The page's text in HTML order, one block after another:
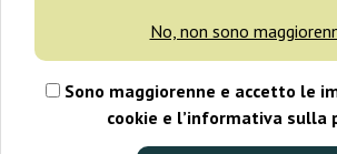
No, non sono
Sono maggiorenne e accetto le
cookie e l’informativa sulla